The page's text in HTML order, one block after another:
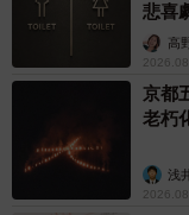
悲喜
く…
高
京都
老朽
浅